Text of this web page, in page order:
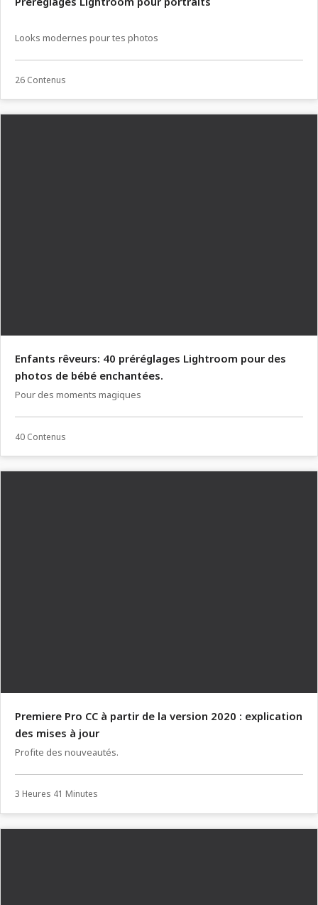
Looks modernes pour tes photos
26 Contenus
Enfants rêveurs: 40 préréglages Lightroom pour des
photos de bébé enchantées.
Pour des moments magiques
40 Contenus
Premiere Pro CC à partir de la version 2020 : explication
des mises à jour
Profite des nouveautés.
3 Heures 41 Minutes